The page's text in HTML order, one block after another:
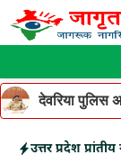
Skip
to
देवरिया पुलिस
उत्तर प्रदेश